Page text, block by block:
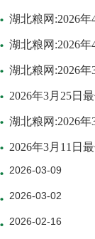
湖北粮网:2026
湖北粮网:2026
湖北粮网:2026
2026年3月25日
湖北粮网:2026
2026年3月11日
2026-03-09
2026-03-02
2026-02-16